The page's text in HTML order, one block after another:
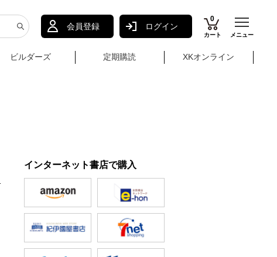
会員登録 ログイン
0
カート メニュー
ビルダーズ 定期購読 XKオンライン
インターネット書店で購入